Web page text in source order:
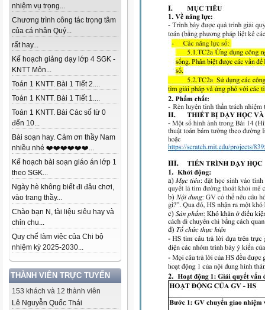
nhiệm vụ trọng...
Chương trình công tác trọng tâm
của cá nhân Quý...
rất hay...
Kế hoạch giảng dạy lớp 4 SGK -
KNTT Môn...
Toán 1 KNTT. Bài 1 Tiết 2....
Toán 1 KNTT. Bài 1 Tiết 1....
Toán 1 KNTT. Bài Các số từ 0
đến 10...
Bài soạn hay. Cảm ơn thầy Nam
nhiều nhé ❤️❤️❤️❤️❤️❤️...
Kế hoạch bài soạn giáo án lớp 1
theo SGK...
Ngày hè không biết đi đâu chơi,
vào trang thầy...
Chào bạn N, tài liệu siêu hay và
chỉn chu...
Quy chế làm việc của Chi bộ
nhiệm kỳ 2025-2030...
THÀNH VIÊN TRỰC TUYẾN
153 khách và 12 thành viên
Lê Nguyễn Quốc Thái